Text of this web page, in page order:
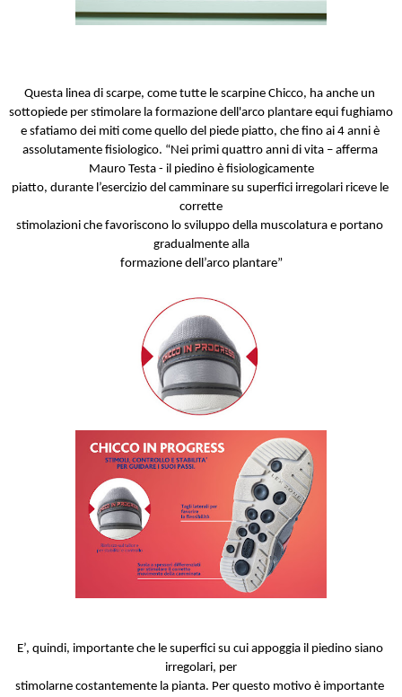
Questa linea di scarpe, come tutte le scarpine Chicco, ha anche un
sottopiede per stimolare la formazione dell'arco plantare equi fughiamo
e sfatiamo dei miti come quello del piede piatto, che fino ai 4 anni è
assolutamente fisiologico. “Nei primi quattro anni di vita – afferma
Mauro Testa - il piedino è fisiologicamente
piatto, durante l’esercizio del camminare su superfici irregolari riceve le
corrette
stimolazioni che favoriscono lo sviluppo della muscolatura e portano
gradualmente alla
formazione dell’arco plantare”
E’, quindi, importante che le superfici su cui appoggia il piedino siano
irregolari, per
stimolarne costantemente la pianta. Per questo motivo è importante